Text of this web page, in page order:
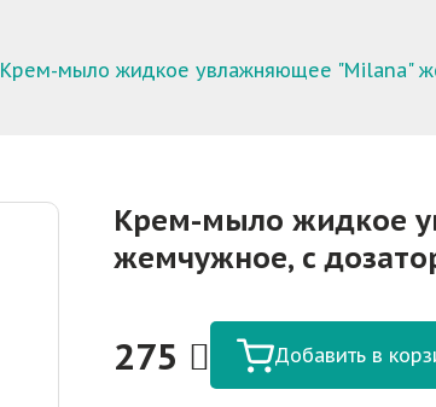
Крем-мыло жидкое увлажняющее "Milana"
Крем-мыло жидкое
жемчужное, с
275 Добавить в